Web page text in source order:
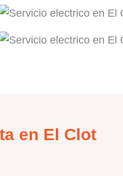
en El Clot